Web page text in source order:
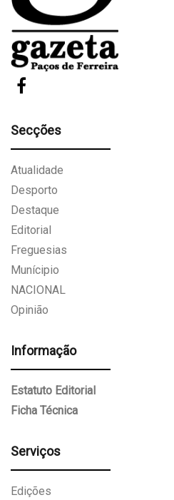
Secções
Atualidade
Desporto
Destaque
Editorial
Freguesias
Munícipio
NACIONAL
Opinião
Informação
Estatuto Editorial
Ficha Técnica
Serviços
Edições